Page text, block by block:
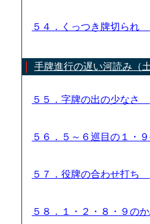
５４．くっつき牌切られ
手牌進行の遅い河読み（
５５．字牌の出の少なさ
５６．５～６巡目の１・
５７．役牌の合わせ打ち
５８．１・２・８・９の